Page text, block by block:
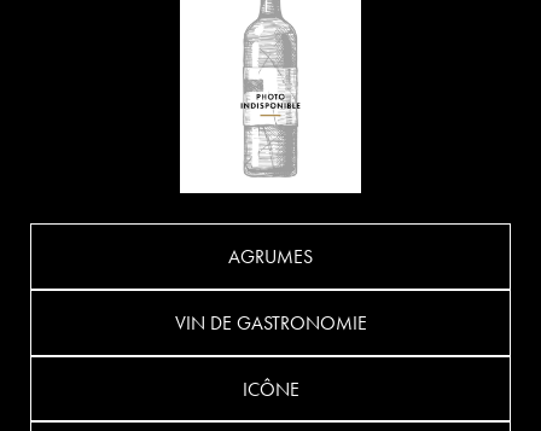
AGRUMES
VIN DE GASTRONOMIE
ICÔNE